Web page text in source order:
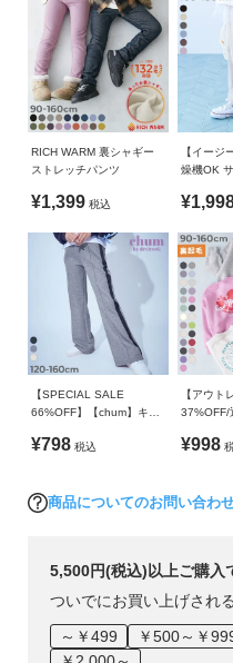
RICH WARM 裏シャギー
ストレッチパンツ
¥1,399 税込
【イージ
燥機OK
【SPECIAL SALE
66%OFF】【chum】キラ
レアパンツ
¥798 税込
【アウト
37%OFF/
BOXシル
¥998
商品についてのお問い合わ
5,500円(税込)以上ご購入
ついでにお買い上げされ
～￥499
￥500～￥